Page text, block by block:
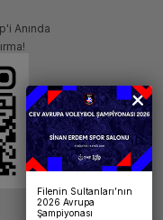
Anında
Filenin Sultanları’nın
2026 Avrupa
Şampiyonası